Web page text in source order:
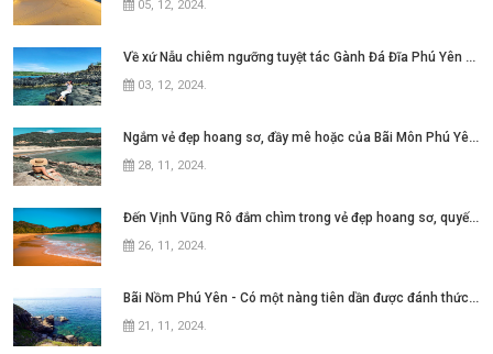
05, 12, 2024.
Về xứ Nẫu chiêm ngưỡng tuyệt tác Gành Đá Đĩa Phú Yên đẹp như mơ ngay thôi nào
03, 12, 2024.
Ngắm vẻ đẹp hoang sơ, đầy mê hoặc của Bãi Môn Phú Yên ở xứ hoa vàng cỏ xanh
28, 11, 2024.
Đến Vịnh Vũng Rô đắm chìm trong vẻ đẹp hoang sơ, quyến rũ của
26, 11, 2024.
Bãi Nồm Phú Yên - Có một nàng tiên dần được đánh thức ở xứ hoa vàng cỏ xanh
21, 11, 2024.